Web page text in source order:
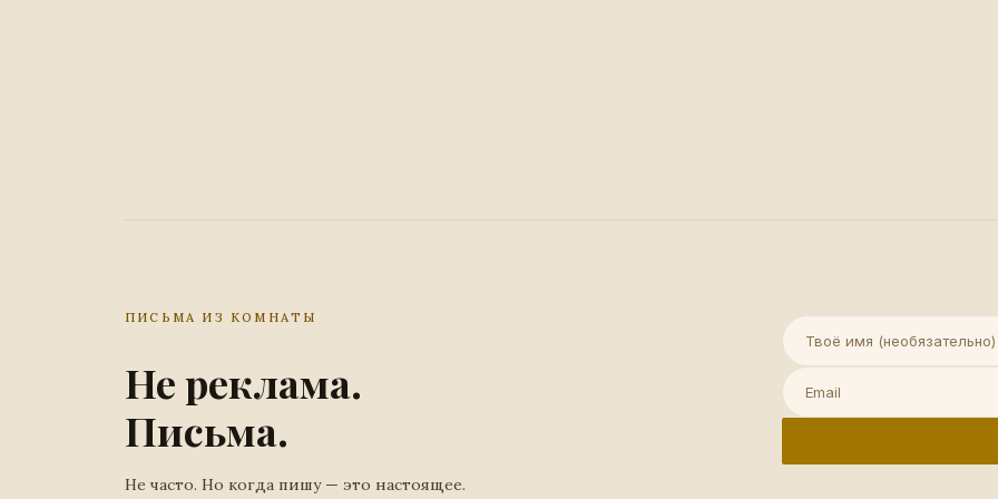
ПИСЬМА ИЗ КОМНАТЫ
Не реклама.
Письма.
Не часто. Но когда пишу — это настоящее.